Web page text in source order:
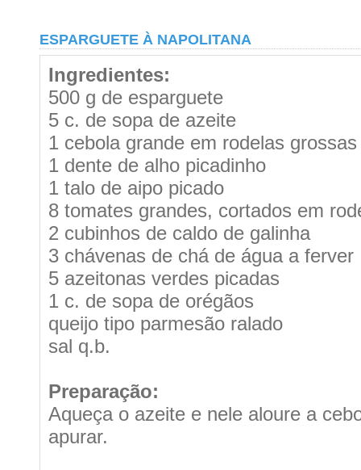
ESPARGUETE À NAPOLITANA
Ingredientes:
500 g de esparguete
5 c. de sopa de azeite
1 cebola grande em rodelas grossas
1 dente de alho picadinho
1 talo de aipo picado
8 tomates grandes, cortados em
2 cubinhos de caldo de galinha
3 chávenas de chá de água a ferver
5 azeitonas verdes picadas
1 c. de sopa de orégãos
queijo tipo parmesão ralado
sal q.b.
Preparação:
Aqueça o azeite e nele aloure a
apurar.